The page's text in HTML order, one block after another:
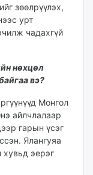
зөөлрүүлэх,
урт
чадахгүй
нөхцөл
вэ?
Монгол
айлчлалаар
гарын үсэг
Ялангуяа
эерэг